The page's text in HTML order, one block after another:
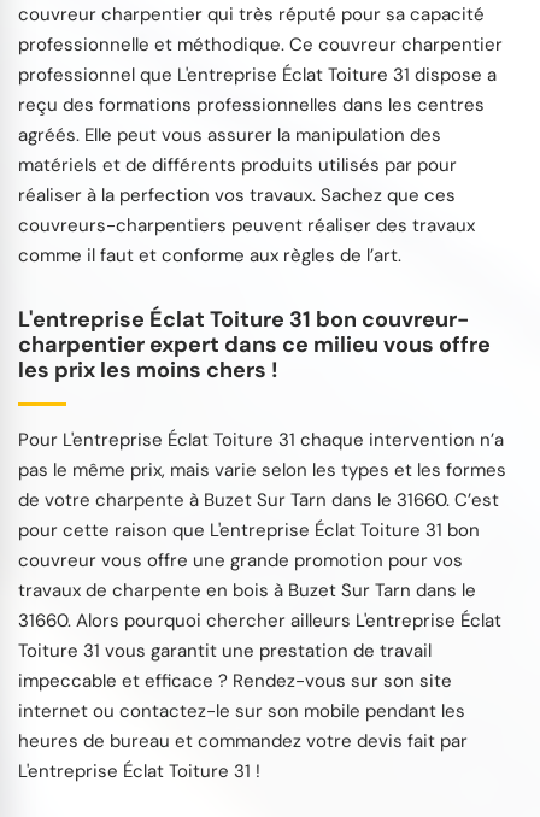
couvreur charpentier qui très réputé pour sa capacité
professionnelle et méthodique. Ce couvreur charpentier
professionnel que L'entreprise Éclat Toiture 31 dispose a
reçu des formations professionnelles dans les centres
agréés. Elle peut vous assurer la manipulation des
matériels et de différents produits utilisés par pour
réaliser à la perfection vos travaux. Sachez que ces
couvreurs-charpentiers peuvent réaliser des travaux
comme il faut et conforme aux règles de l’art.
L'entreprise Éclat Toiture 31 bon couvreur-
charpentier expert dans ce milieu vous offre
les prix les moins chers !
Pour L'entreprise Éclat Toiture 31 chaque intervention n’a
pas le même prix, mais varie selon les types et les formes
de votre charpente à Buzet Sur Tarn dans le 31660. C’est
pour cette raison que L'entreprise Éclat Toiture 31 bon
couvreur vous offre une grande promotion pour vos
travaux de charpente en bois à Buzet Sur Tarn dans le
31660. Alors pourquoi chercher ailleurs L'entreprise Éclat
Toiture 31 vous garantit une prestation de travail
impeccable et efficace ? Rendez-vous sur son site
internet ou contactez-le sur son mobile pendant les
heures de bureau et commandez votre devis fait par
L'entreprise Éclat Toiture 31 !